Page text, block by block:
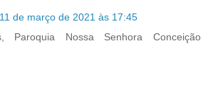
11 de março de 2021 às 17:45
Paroquia Nossa Senhora Conceição